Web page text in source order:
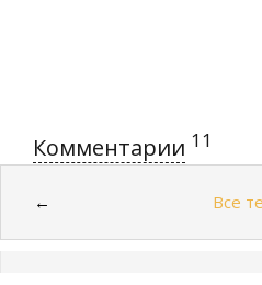
Комментарии 11
← Все